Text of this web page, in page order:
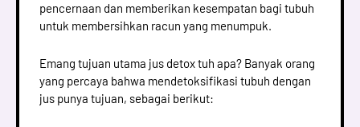
pencernaan dan memberikan kesempatan bagi tubuh
untuk membersihkan racun yang menumpuk.
Emang tujuan utama jus detox tuh apa? Banyak orang
yang percaya bahwa mendetoksifikasi tubuh dengan
jus punya tujuan, sebagai berikut: